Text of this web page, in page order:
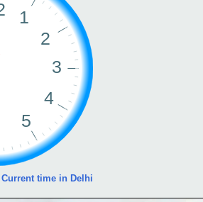
Current time in Delhi